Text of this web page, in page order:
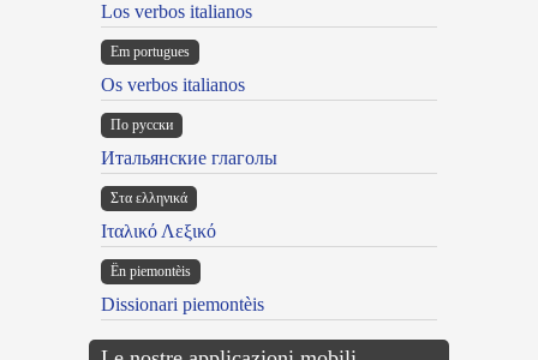
Los verbos italianos
Em portugues
Os verbos italianos
По русски
Итальянские глаголы
Στα ελληνικά
Ιταλικό Λεξικό
Ën piemontèis
Dissionari piemontèis